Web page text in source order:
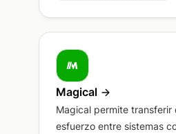
Magical
Magical permite transferir
esfuerzo entre sistemas